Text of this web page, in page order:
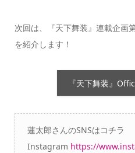
次回は、『天下舞装』連載企
を紹介します！
『天下舞装』
蓮太郎さんのSNSはコチラ
Instagram https://